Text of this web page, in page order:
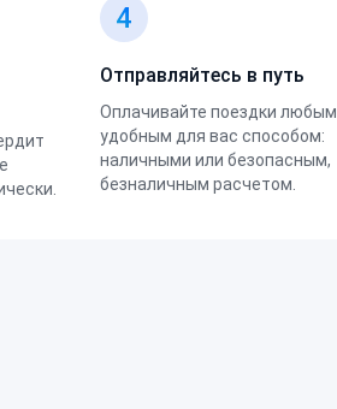
4
Отправляйтесь в путь
Оплачивайте поездки любым
удобным для вас способом:
наличными или безопасным,
безналичным расчетом.